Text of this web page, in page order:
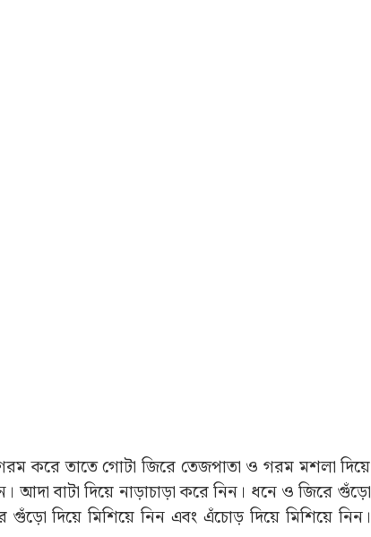
করে তাতে গোটা জিরে তেজপাতা ও গরম মশলা দিয়ে
বাটা দিয়ে নাড়াচাড়া করে নিন। ধনে ও জিরে গুঁড়ো
দিয়ে মিশিয়ে নিন এবং এঁচোড় দিয়ে মিশিয়ে নিন।